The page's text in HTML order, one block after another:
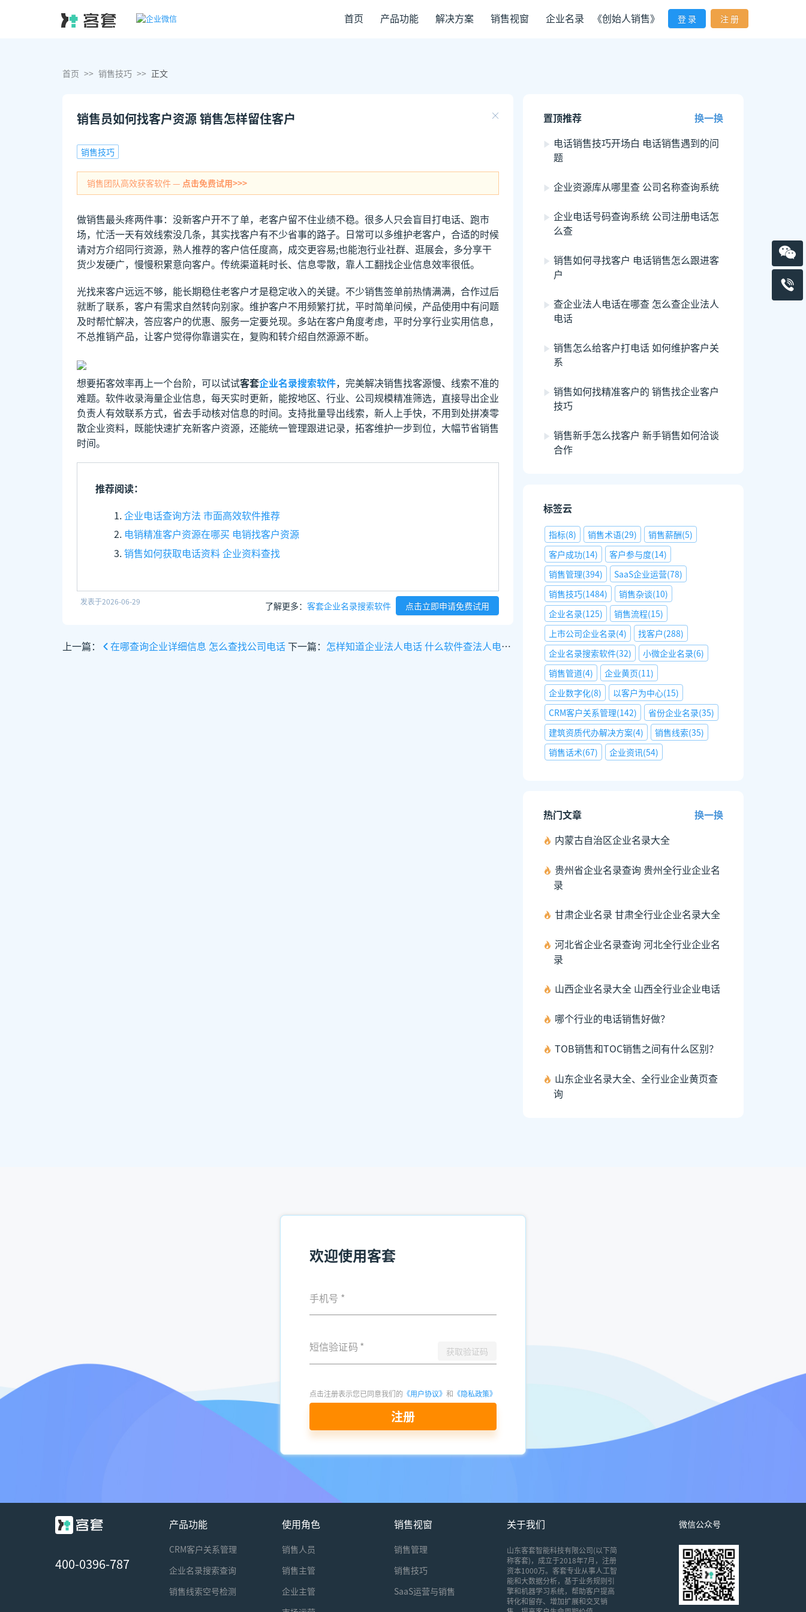
首页 产品功能 解决方案 销售视窗 企业名录 《创始人销售》 登 录 注 册
首页 >> 销售技巧 >> 正文
销售员如何找客户资源 销售怎样留住客户
销售技巧
销售团队高效获客软件 — 点击免费试用>>>
做销售最头疼两件事：没新客户开不了单，老客户留不住业绩不稳。很多人只会盲目打电话、跑市
场，忙活一天有效线索没几条，其实找客户有不少省事的路子。日常可以多维护老客户，合适的时候
请对方介绍同行资源，熟人推荐的客户信任度高，成交更容易;也能泡行业社群、逛展会，多分享干
货少发硬广，慢慢积累意向客户。传统渠道耗时长、信息零散，靠人工翻找企业信息效率很低。
光找来客户远远不够，能长期稳住老客户才是稳定收入的关键。不少销售签单前热情满满，合作过后
就断了联系，客户有需求自然转向别家。维护客户不用频繁打扰，平时简单问候，产品使用中有问题
及时帮忙解决，答应客户的优惠、服务一定要兑现。多站在客户角度考虑，平时分享行业实用信息，
不总推销产品，让客户觉得你靠谱实在，复购和转介绍自然源源不断。
想要拓客效率再上一个台阶，可以试试客套企业名录搜索软件，完美解决销售找客源慢、线索不准的
难题。软件收录海量企业信息，每天实时更新，能按地区、行业、公司规模精准筛选，直接导出企业
负责人有效联系方式，省去手动核对信息的时间。支持批量导出线索，新人上手快，不用到处拼凑零
散企业资料，既能快速扩充新客户资源，还能统一管理跟进记录，拓客维护一步到位，大幅节省销售
时间。
推荐阅读：
企业电话查询方法 市面高效软件推荐
电销精准客户资源在哪买 电销找客户资源
销售如何获取电话资料 企业资料查找
发表于2026-06-29 了解更多： 客套企业名录搜索软件 点击立即申请免费试用
上一篇： 在哪查询企业详细信息 怎么查找公司电话下一篇： 怎样知道企业法人电话 什么软件查法人电话
置顶推荐
换一换
电话销售技巧开场白 电话销售遇到的问
题
企业资源库从哪里查 公司名称查询系统
企业电话号码查询系统 公司注册电话怎
么查
销售如何寻找客户 电话销售怎么跟进客
户
查企业法人电话在哪查 怎么查企业法人
电话
销售怎么给客户打电话 如何维护客户关
系
销售如何找精准客户的 销售找企业客户
技巧
销售新手怎么找客户 新手销售如何洽谈
合作
标签云
指标(8) 销售术语(29) 销售薪酬(5)
客户成功(14) 客户参与度(14)
销售管理(394) SaaS企业运营(78)
销售技巧(1484) 销售杂谈(10)
企业名录(125) 销售流程(15)
上市公司企业名录(4) 找客户(288)
企业名录搜索软件(32) 小微企业名录(6)
销售管道(4) 企业黄页(11)
企业数字化(8) 以客户为中心(15)
CRM客户关系管理(142) 省份企业名录(35)
建筑资质代办解决方案(4) 销售线索(35)
销售话术(67) 企业资讯(54)
热门文章
换一换
内蒙古自治区企业名录大全
贵州省企业名录查询 贵州全行业企业名
录
甘肃企业名录 甘肃全行业企业名录大全
河北省企业名录查询 河北全行业企业名
录
山西企业名录大全 山西全行业企业电话
哪个行业的电话销售好做？
TOB销售和TOC销售之间有什么区别？
山东企业名录大全、全行业企业黄页查
询
欢迎使用客套
手机号 *
短信验证码 * 获取验证码
点击注册表示您已同意我们的 《用户协议》 和 《隐私政策》
注册
400-0396-787
产品功能
CRM客户关系管理
企业名录搜索查询
销售线索空号检测
使用角色
销售人员
销售主管
企业主管
销售视窗
销售管理
销售技巧
SaaS运营与销售
关于我们
山东客套智能科技有限公司(以下简
称客套)，成立于2018年7月，注册
资本1000万。客套专业从事人工智
能和大数据分析，基于业务规则引
擎和机器学习系统，帮助客户提高
转化和留存、增加扩展和交叉销
微信公众号